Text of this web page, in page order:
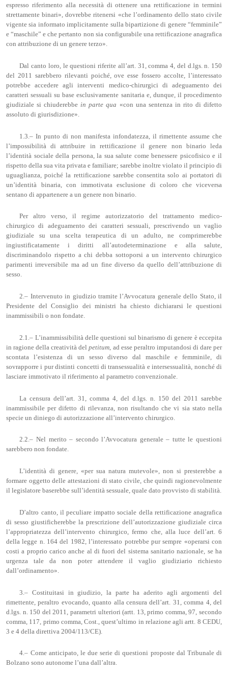
espresso riferimento alla necessità di ottenere una rettificazione in termini
strettamente binari», dovrebbe ritenersi «che l’ordinamento dello stato civile
vigente sia informato implicitamente sulla bipartizione di genere “femminile”
e “maschile” e che pertanto non sia configurabile una rettificazione anagrafica
con attribuzione di un genere terzo».
Dal canto loro, le questioni riferite all’art. 31, comma 4, del d.lgs. n. 150
del 2011 sarebbero rilevanti poiché, ove esse fossero accolte, l’interessato
potrebbe accedere agli interventi medico-chirurgici di adeguamento dei
caratteri sessuali su base esclusivamente sanitaria e, dunque, il procedimento
giudiziale si chiuderebbein parte qua «con una sentenza in rito di difetto
assoluto di giurisdizione».
1.3.– In punto di non manifesta infondatezza, il rimettente assume che
l’impossibilità di attribuire in rettificazione il genere non binario leda
l’identità sociale della persona, la sua salute come benessere psicofisico e il
rispetto della sua vita privata e familiare; sarebbe inoltre violato il principio di
uguaglianza, poiché la rettificazione sarebbe consentita solo ai portatori di
un’identità binaria, con immotivata esclusione di coloro che viceversa
sentano di appartenere a un genere non binario.
Per altro verso, il regime autorizzatorio del trattamento medico-
chirurgico di adeguamento dei caratteri sessuali, prescrivendo un vaglio
giudiziale su una scelta terapeutica di un adulto, ne comprimerebbe
ingiustificatamente i diritti all’autodeterminazione e alla salute,
discriminandolo rispetto a chi debba sottoporsi a un intervento chirurgico
parimenti irreversibile ma ad un fine diverso da quello dell’attribuzione di
sesso.
2.– Intervenuto in giudizio tramite l’Avvocatura generale dello Stato, il
Presidente del Consiglio dei ministri ha chiesto dichiararsi le questioni
inammissibili o non fondate.
2.1.– L’inammissibilità delle questioni sul binarismo di genere è eccepita
in ragione della creatività delpetitum, ad esse peraltro imputandosi di dare per
scontata l’esistenza di un sesso diverso dal maschile e femminile, di
sovrapporre i pur distinti concetti di transessualità e intersessualità, nonché di
lasciare immotivato il riferimento al parametro convenzionale.
La censura dell’art. 31, comma 4, del d.lgs. n. 150 del 2011 sarebbe
inammissibile per difetto di rilevanza, non risultando che vi sia stato nella
specie un diniego di autorizzazione all’intervento chirurgico.
2.2.– Nel merito – secondo l’Avvocatura generale – tutte le questioni
sarebbero non fondate.
L’identità di genere, «per sua natura mutevole», non si presterebbe a
formare oggetto delle attestazioni di stato civile, che quindi ragionevolmente
il legislatore baserebbe sull’identità sessuale, quale dato provvisto di stabilità.
D’altro canto, il peculiare impatto sociale della rettificazione anagrafica
di sesso giustificherebbe la prescrizione dell’autorizzazione giudiziale circa
l’appropriatezza dell’intervento chirurgico, fermo che, alla luce dell’art. 6
della legge n. 164 del 1982, l’interessato potrebbe pur sempre «operarsi con
costi a proprio carico anche al di fuori del sistema sanitario nazionale, se ha
urgenza tale da non poter attendere il vaglio giudiziario richiesto
dall’ordinamento».
3.– Costituitasi in giudizio, la parte ha aderito agli argomenti del
rimettente, peraltro evocando, quanto alla censura dell’art. 31, comma 4, del
d.lgs. n. 150 del 2011, parametri ulteriori (artt. 13, primo comma, 97, secondo
comma, 117, primo comma, Cost., quest’ultimo in relazione agli artt. 8 CEDU,
3 e 4 della direttiva 2004/113/CE).
4.– Come anticipato, le due serie di questioni proposte dal Tribunale di
Bolzano sono autonome l’una dall’altra.